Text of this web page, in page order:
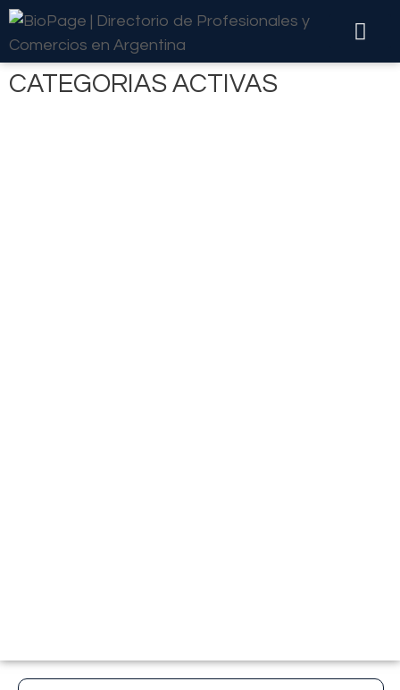
CATEGORIAS ACTIVAS